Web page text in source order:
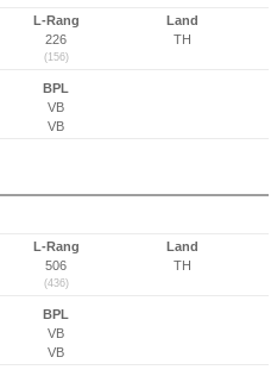
L-Rang
226
(156)
Land
TH
BPL
VB
VB
L-Rang
506
(436)
Land
TH
BPL
VB
VB